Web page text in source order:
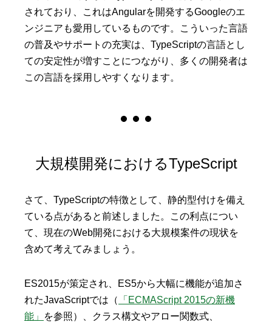
されており、これはAngularを開発するGoogleのエ
ンジニアも愛用しているものです。こういった言語
の普及やサポートの充実は、TypeScriptの言語とし
ての安定性が増すことにつながり、多くの開発者は
この言語を採用しやすくなります。
大規模開発におけるTypeScript
さて、TypeScriptの特徴として、静的型付けを備え
ている点があると前述しました。この利点につい
て、現在のWeb開発における大規模案件の現状を
含めて考えてみましょう。
ES2015が策定され、ES5から大幅に機能が追加さ
れたJavaScriptでは（
「ECMAScript 2015の新機
能」
を参照）、クラス構文やアロー関数式、